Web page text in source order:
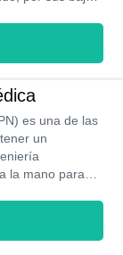
asignaturas que
de
estarías
MXN.
presencial
es una de las
un
la mano para
de Estudio está
de calidad